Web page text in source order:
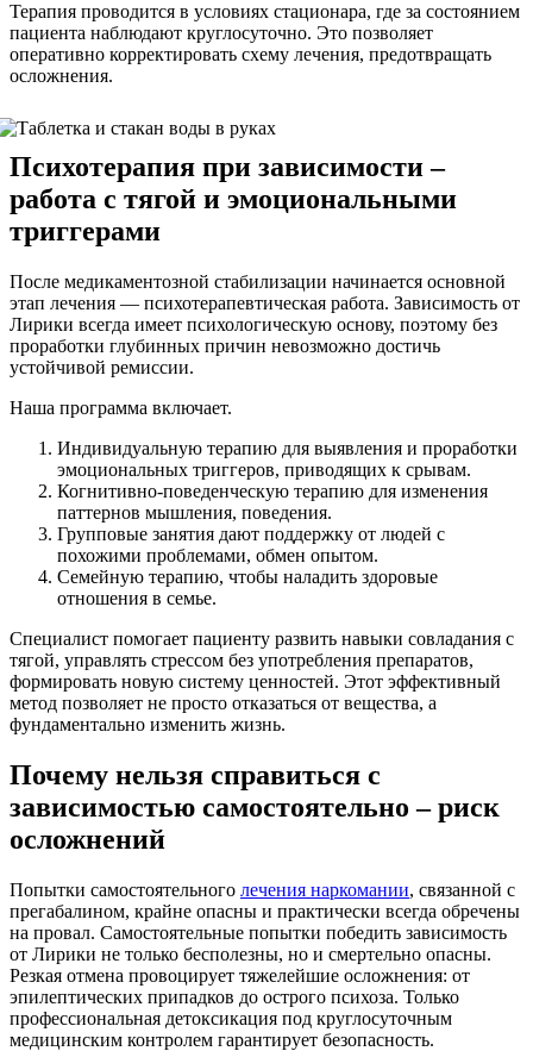
Терапия проводится в условиях стационара, где за состоянием
пациента наблюдают круглосуточно. Это позволяет
оперативно корректировать схему лечения, предотвращать
осложнения.
Психотерапия при зависимости –
работа с тягой и эмоциональными
триггерами
После медикаментозной стабилизации начинается основной
этап лечения — психотерапевтическая работа. Зависимость от
Лирики всегда имеет психологическую основу, поэтому без
проработки глубинных причин невозможно достичь
устойчивой ремиссии.
Наша программа включает.
Индивидуальную терапию для выявления и проработки
эмоциональных триггеров, приводящих к срывам.
Когнитивно-поведенческую терапию для изменения
паттернов мышления, поведения.
Групповые занятия дают поддержку от людей с
похожими проблемами, обмен опытом.
Семейную терапию, чтобы наладить здоровые
отношения в семье.
Специалист помогает пациенту развить навыки совладания с
тягой, управлять стрессом без употребления препаратов,
формировать новую систему ценностей. Этот эффективный
метод позволяет не просто отказаться от вещества, а
фундаментально изменить жизнь.
Почему нельзя справиться с
зависимостью самостоятельно – риск
осложнений
Попытки самостоятельного лечения наркомании, связанной с
прегабалином, крайне опасны и практически всегда обречены
на провал. Самостоятельные попытки победить зависимость
от Лирики не только бесполезны, но и смертельно опасны.
Резкая отмена провоцирует тяжелейшие осложнения: от
эпилептических припадков до острого психоза. Только
профессиональная детоксикация под круглосуточным
медицинским контролем гарантирует безопасность.